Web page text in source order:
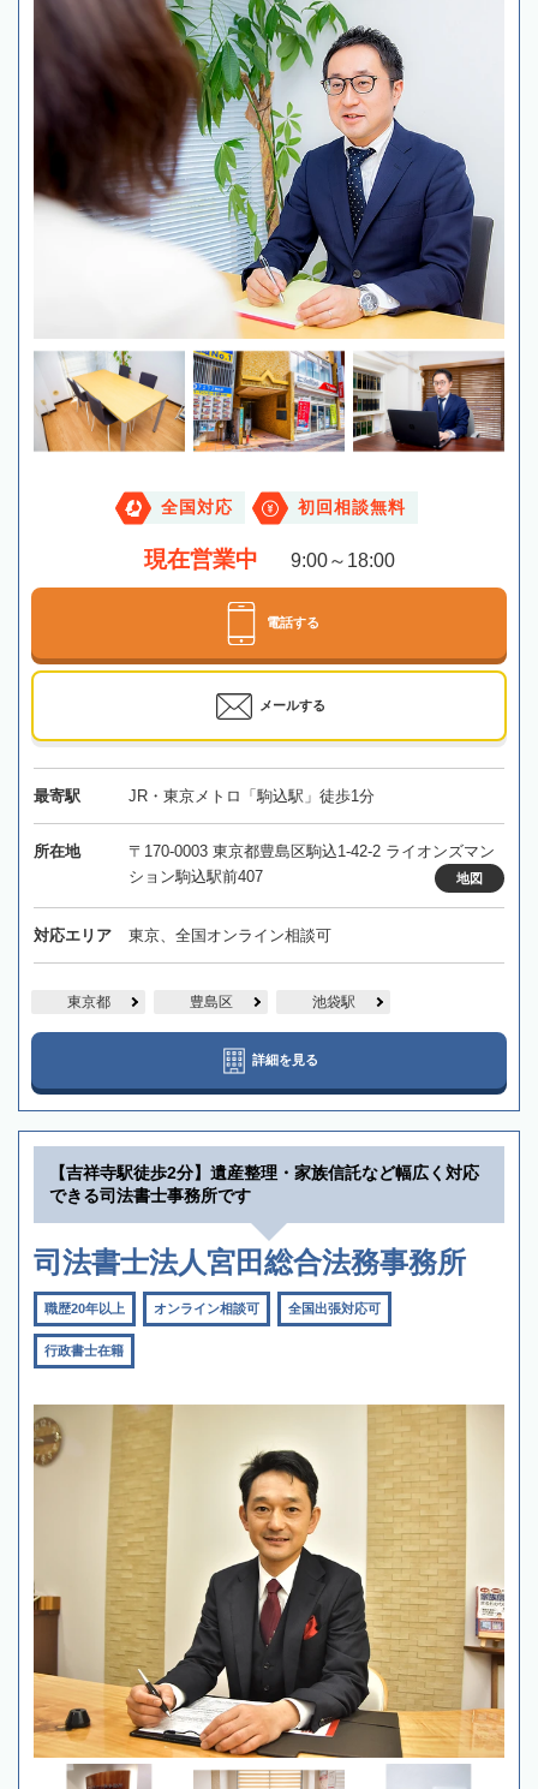
全国対応 初回相談無料
現在営業中 9:00～18:00
電話する
メールする
最寄駅 JR・東京メトロ「駒込駅」徒歩1分
所在地
〒170-0003 東京都豊島区駒込1-42-2 ライオンズマン
ション駒込駅前407
地図
対応エリア 東京、全国オンライン相談可
東京都 豊島区 池袋駅
詳細を見る
【吉祥寺駅徒歩2分】遺産整理・家族信託など幅広く対応
できる司法書士事務所です
司法書士法人宮田総合法務事務所
職歴20年以上 オンライン相談可 全国出張対応可
行政書士在籍